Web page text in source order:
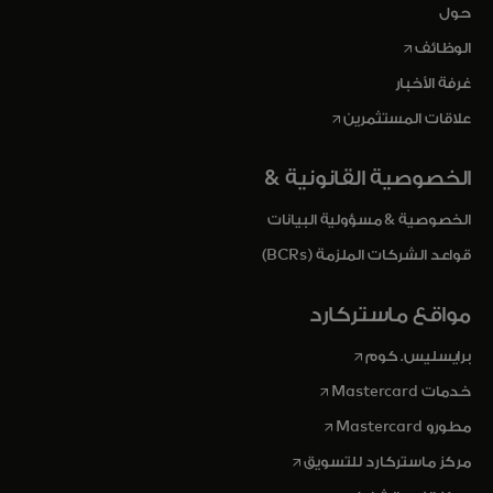
حول
الوظائفopens in a new tab
غرفة الأخبار
علاقات المستثمرينopens in a new tab
الخصوصية القانونية &
الخصوصية & مسؤولية البيانات
قواعد الشركات الملزمة (BCRs)
مواقع ماستركارد
برايسليس. كومopens in a new tab
خدمات Mastercard opens in a new tab
مطورو Mastercard opens in a new tab
مركز ماستركارد للتسويقopens in a new tab